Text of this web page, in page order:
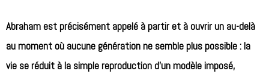
Abraham est précisément appelé à partir et à ouvrir un au-delà
au moment où aucune génération ne semble plus possible : la
vie se réduit à la simple reproduction d’un modèle imposé,